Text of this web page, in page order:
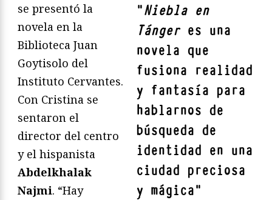
"Niebla en
Tángeres una
novela que
fusiona realidad
y fantasía para
hablarnos de
búsqueda de
identidad en una
ciudad preciosa
y mágica"
se presentó la
novela en la
Biblioteca Juan
Goytisolo del
Instituto Cervantes.
Con Cristina se
sentaron el
director del centro
y el hispanista
Abdelkhalak
Najmi. “Hay